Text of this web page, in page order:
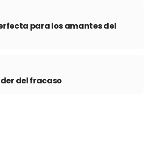
para los amantes del
del fracaso